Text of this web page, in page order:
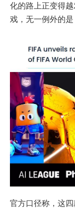
化的路上正变得
戏，无一例外的是
官方口径称，这